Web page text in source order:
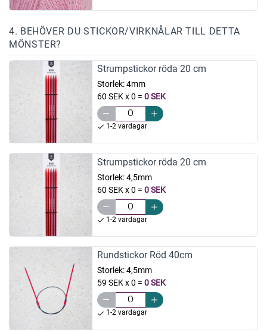
4. BEHÖVER DU STICKOR/VIRKNÅLAR TILL DETTA
MÖNSTER?
Strumpstickor röda 20 cm
Storlek:4mm
60 SEK x 0 = 0 SEK
1-2 vardagar
Strumpstickor röda 20 cm
Storlek:4,5mm
60 SEK x 0 = 0 SEK
1-2 vardagar
Rundstickor Röd 40cm
Storlek:4,5mm
59 SEK x 0 = 0 SEK
1-2 vardagar